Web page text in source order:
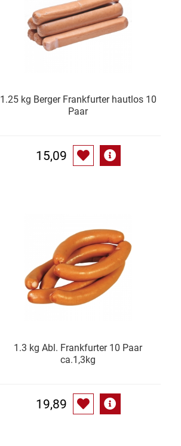
1.25 kg Berger Frankfurter hautlos 10
Paar
15,09
1.3 kg Abl. Frankfurter 10 Paar
ca.1,3kg
19,89